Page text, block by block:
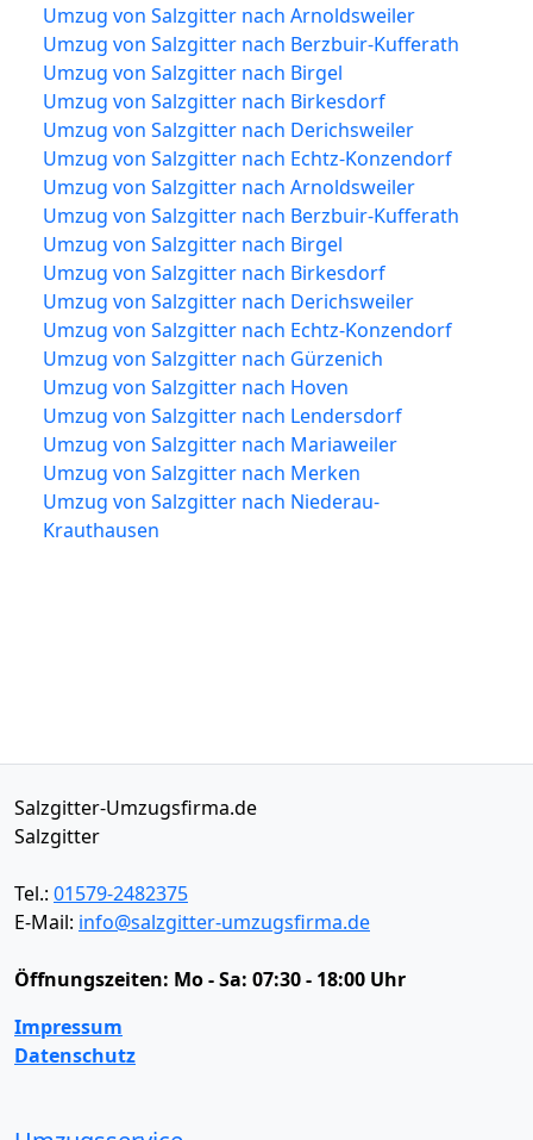
Umzug von Salzgitter nach Arnoldsweiler
Umzug von Salzgitter nach Berzbuir-Kufferath
Umzug von Salzgitter nach Birgel
Umzug von Salzgitter nach Birkesdorf
Umzug von Salzgitter nach Derichsweiler
Umzug von Salzgitter nach Echtz-Konzendorf
Umzug von Salzgitter nach Arnoldsweiler
Umzug von Salzgitter nach Berzbuir-Kufferath
Umzug von Salzgitter nach Birgel
Umzug von Salzgitter nach Birkesdorf
Umzug von Salzgitter nach Derichsweiler
Umzug von Salzgitter nach Echtz-Konzendorf
Umzug von Salzgitter nach Gürzenich
Umzug von Salzgitter nach Hoven
Umzug von Salzgitter nach Lendersdorf
Umzug von Salzgitter nach Mariaweiler
Umzug von Salzgitter nach Merken
Umzug von Salzgitter nach Niederau-
Krauthausen
Salzgitter-Umzugsfirma.de
Salzgitter
Tel.: 01579-2482375
E-Mail: info@salzgitter-umzugsfirma.de
Öffnungszeiten: Mo - Sa: 07:30 - 18:00 Uhr
Impressum
Datenschutz